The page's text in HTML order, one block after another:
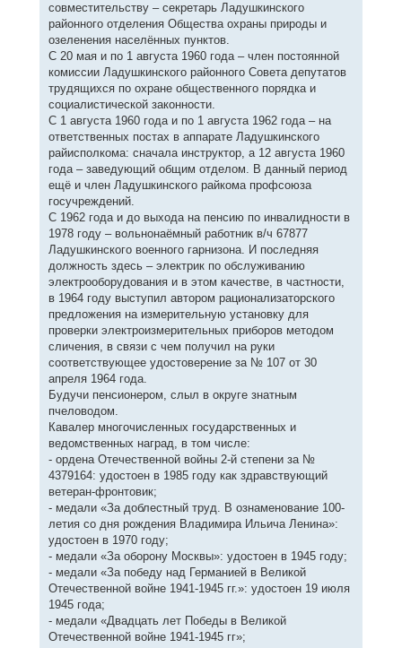
совместительству – секретарь Ладушкинского
районного отделения Общества охраны природы и
озеленения населённых пунктов.
С 20 мая и по 1 августа 1960 года – член постоянной
комиссии Ладушкинского районного Совета депутатов
трудящихся по охране общественного порядка и
социалистической законности.
С 1 августа 1960 года и по 1 августа 1962 года – на
ответственных постах в аппарате Ладушкинского
райисполкома: сначала инструктор, а 12 августа 1960
года – заведующий общим отделом. В данный период
ещё и член Ладушкинского райкома профсоюза
госучреждений.
С 1962 года и до выхода на пенсию по инвалидности в
1978 году – вольнонаёмный работник в/ч 67877
Ладушкинского военного гарнизона. И последняя
должность здесь – электрик по обслуживанию
электрооборудования и в этом качестве, в частности,
в 1964 году выступил автором рационализаторского
предложения на измерительную установку для
проверки электроизмерительных приборов методом
сличения, в связи с чем получил на руки
соответствующее удостоверение за № 107 от 30
апреля 1964 года.
Будучи пенсионером, слыл в округе знатным
пчеловодом.
Кавалер многочисленных государственных и
ведомственных наград, в том числе:
- ордена Отечественной войны 2-й степени за №
4379164: удостоен в 1985 году как здравствующий
ветеран-фронтовик;
- медали «За доблестный труд. В ознаменование 100-
летия со дня рождения Владимира Ильича Ленина»:
удостоен в 1970 году;
- медали «За оборону Москвы»: удостоен в 1945 году;
- медали «За победу над Германией в Великой
Отечественной войне 1941-1945 гг.»: удостоен 19 июля
1945 года;
- медали «Двадцать лет Победы в Великой
Отечественной войне 1941-1945 гг»;